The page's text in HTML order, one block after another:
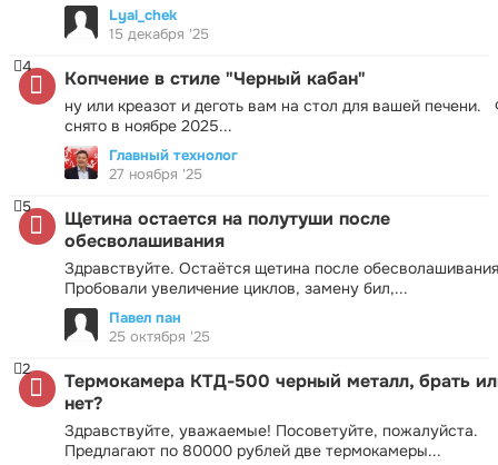
Lyal_chek
15 декабря '25
Копчение в стиле "Черный кабан"
ну или креазот и деготь вам на стол для вашей печени.
снято в ноябре 2025...
4
Главный технолог
27 ноября '25
Щетина остается на полутуши после
обесволашивания
Здравствуйте. Остаётся щетина после
Пробовали увеличение циклов, замену бил,...
5
Павел пан
25 октября '25
Термокамера КТД-500 черный металл, брать
нет?
Здравствуйте, уважаемые! Посоветуйте, пожалуйста.
Предлагают по 80000 рублей две термокамеры...
2